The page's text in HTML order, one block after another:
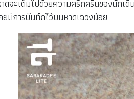
จะเต็มไปด้วยความครึกครื้นของนักเ
ยมีการบันทึกไว้บนหาดเฉวงน้อย